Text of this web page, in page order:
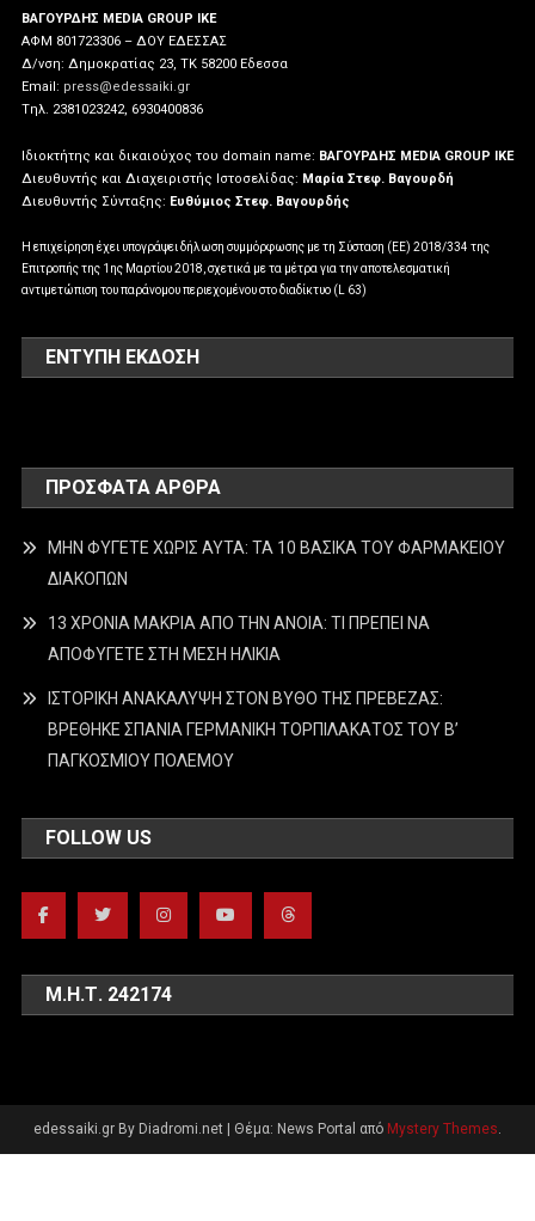
ΒΑΓΟΥΡΔΗΣ MEDIA GROUP IKE
ΑΦΜ 801723306 – ΔΟΥ ΕΔΕΣΣΑΣ
Δ/νση: Δημοκρατίας 23, ΤΚ 58200 Εδεσσα
Email: press@edessaiki.gr
Tηλ. 2381023242, 6930400836
Ιδιοκτήτης και δικαιούχος του domain name: ΒΑΓΟΥΡΔΗΣ MEDIA GROUP IKE
Διευθυντής και Διαχειριστής Ιστοσελίδας: Μαρία Στεφ. Βαγουρδή
Διευθυντής Σύνταξης: Ευθύμιος Στεφ. Βαγουρδής
Η επιχείρηση έχει υπογράψει δήλωση συμμόρφωσης με τη Σύσταση (ΕΕ) 2018/334 της
Επιτροπής της 1ης Μαρτίου 2018, σχετικά με τα μέτρα για την αποτελεσματική
αντιμετώπιση του παράνομου περιεχομένου στο διαδίκτυο (L 63)
ΕΝΤΥΠΗ ΕΚΔΟΣΗ
ΠΡΌΣΦΑΤΑ ΆΡΘΡΑ
ΜΗΝ ΦΥΓΕΤΕ ΧΩΡΙΣ ΑΥΤΑ: ΤΑ 10 ΒΑΣΙΚΑ ΤΟΥ ΦΑΡΜΑΚΕΙΟΥ
ΔΙΑΚΟΠΩΝ
13 ΧΡΟΝΙΑ ΜΑΚΡΙΑ ΑΠΟ ΤΗΝ ΑΝΟΙΑ: ΤΙ ΠΡΕΠΕΙ ΝΑ
ΑΠΟΦΥΓΕΤΕ ΣΤΗ ΜΕΣΗ ΗΛΙΚΙΑ
ΙΣΤΟΡΙΚΗ ΑΝΑΚΑΛΥΨΗ ΣΤΟΝ ΒΥΘΟ ΤΗΣ ΠΡΕΒΕΖΑΣ:
ΒΡΕΘΗΚΕ ΣΠΑΝΙΑ ΓΕΡΜΑΝΙΚΗ ΤΟΡΠΙΛΑΚΑΤΟΣ ΤΟΥ Β’
ΠΑΓΚΟΣΜΙΟΥ ΠΟΛΕΜΟΥ
FOLLOW US
Μ.Η.Τ. 242174
edessaiki.gr By Diadromi.net Θέμα: News Portal από Mystery Themes.